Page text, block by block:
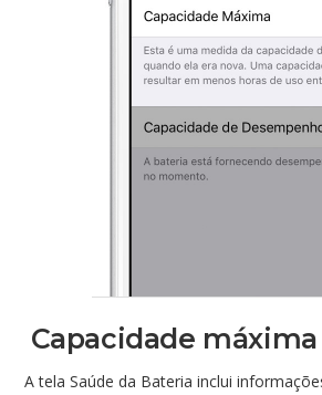
Capacidade
A tela Saúde da Bateria inclui